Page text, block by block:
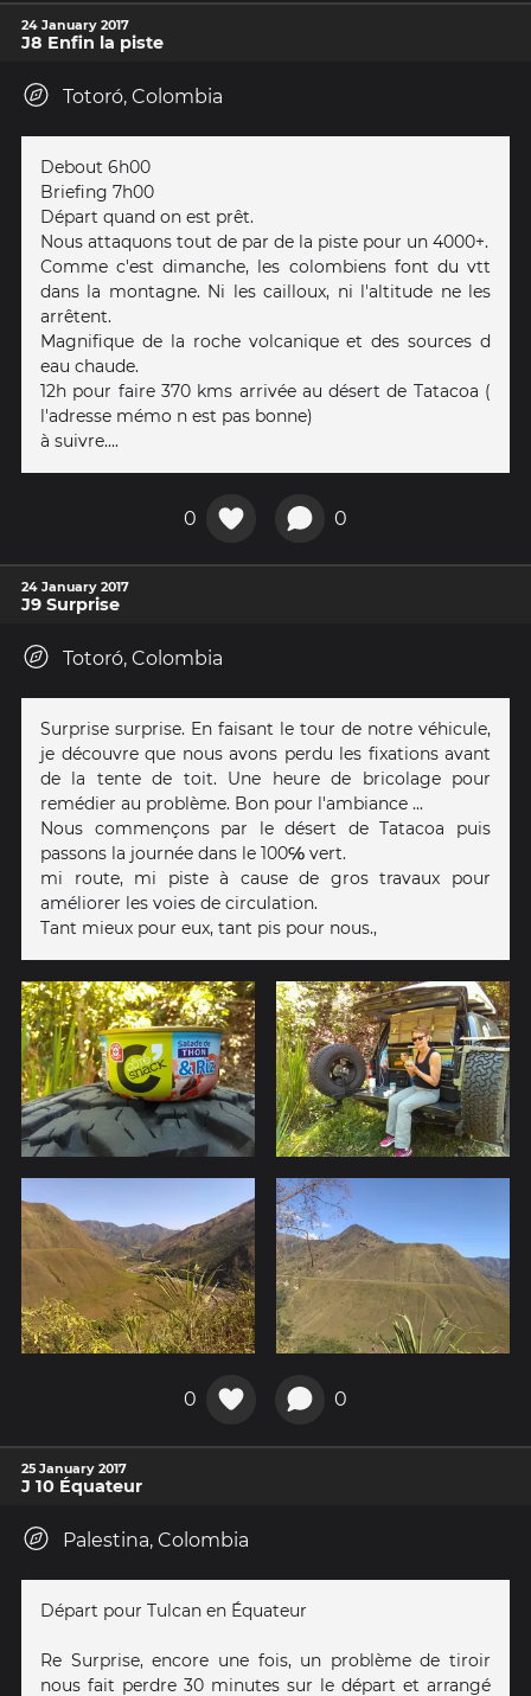
24 January 2017
J8 Enfin la piste
Totoró, Colombia
Debout 6h00
Briefing 7h00
Départ quand on est prêt.
Nous attaquons tout de par de la piste pour un 4000+.
Comme c'est dimanche, les colombiens font du vtt
dans la montagne. Ni les cailloux, ni l'altitude ne les
arrêtent.
Magnifique de la roche volcanique et des sources d
eau chaude.
12h pour faire 370 kms arrivée au désert de Tatacoa (
l'adresse​ mémo n est pas bonne)
à suivre....
0 0
24 January 2017
J9 Surprise
Totoró, Colombia
Surprise surprise. En faisant le tour de notre véhicule,
je découvre que nous avons perdu les fixations avant
de la tente de toit. Une heure de bricolage pour
remédier au problème. Bon pour l'ambiance ...
Nous commençons par le désert de Tatacoa puis
passons la journée dans le 100℅ vert.
mi route, mi piste à cause de gros travaux pour
améliorer les voies de circulation.
Tant mieux pour eux, tant pis pour nous.,
0 0
25 January 2017
J 10 Équateur
Palestina, Colombia
Départ pour Tulcan en Équateur
Re Surprise, encore une fois, un problème de tiroir
nous fait perdre 30 minutes sur le départ et arrangé